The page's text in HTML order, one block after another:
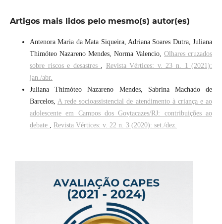
Artigos mais lidos pelo mesmo(s) autor(es)
Antenora Maria da Mata Siqueira, Adriana Soares Dutra, Juliana
Thimóteo Nazareno Mendes, Norma Valencio,Olhares cruzados
sobre riscos e desastres , Revista Vértices: v. 23 n. 1 (2021):
jan./abr.
Juliana Thimóteo Nazareno Mendes, Sabrina Machado de
Barcelos,A rede socioassistencial de atendimento à criança e ao
adolescente em Campos dos Goytacazes/RJ: contribuições ao
debate , Revista Vértices: v. 22 n. 3 (2020): set./dez.